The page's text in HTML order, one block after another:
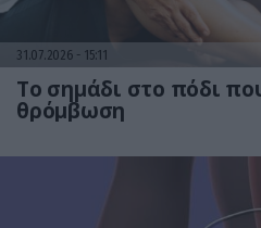
31.07.2026 15:11
Το σημάδι στο πόδι
θρόμβωση